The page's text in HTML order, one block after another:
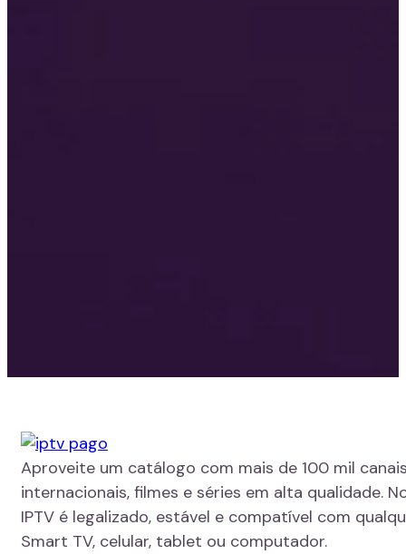
Aproveite um catálogo com mais de 100 mil
internacionais, filmes e séries em alta qualidade.
IPTV é legalizado, estável e compatível com
Smart TV, celular, tablet ou computador.